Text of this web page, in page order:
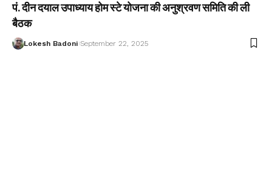
पं. दीन दयाल उपाध्याय होम स्टे योजना की अनुश्रवण समिति की ली
बैठक
Lokesh Badoni September 22, 2025